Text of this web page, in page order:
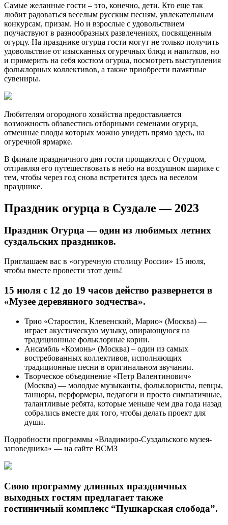
Самые желанные гости – это, конечно, дети. Кто еще так
любит радоваться веселым русским песням, увлекательным
конкурсам, призам. Но и взрослые с удовольствием
поучаствуют в разнообразных развлечениях, посвященным
огурцу. На празднике огурца гости могут не только получить
удовольствие от изысканных огуречных блюд и напитков, но
и примерить на себя костюм огурца, посмотреть выступления
фольклорных коллективов, а также приобрести памятные
сувениры.
Любителям огородного хозяйства предоставляется
возможность обзавестись отборными семенами огурца,
отменные плоды которых можно увидеть прямо здесь, на
огуречной ярмарке.
В финале праздничного дня гости прощаются с Огурцом,
отправляя его путешествовать в небо на воздушном шарике с
тем, чтобы через год снова встретится здесь на веселом
празднике.
Праздник огурца в Суздале — 2023
Праздник Огурца — один из любимых летних
суздальских праздников.
Приглашаем вас в «огуречную столицу России» 15 июля,
чтобы вместе провести этот день!
15 июля с 12 до 19 часов действо развернется в
«Музее деревянного зодчества».
Трио «Старостин, Клевенский, Марио» (Москва) —
играет акустическую музыку, опирающуюся на
традиционные фольклорные корни.
Ансамбль «Комонь» (Москва) – один из самых
востребованных коллективов, исполняющих
традиционные песни в оригинальном звучании.
Творческое объединение «Петр Валентинович»
(Москва) — молодые музыканты, фольклористы, певцы,
танцоры, перформеры, педагоги и просто симпатичные,
талантливые ребята, которые меньше чем два года назад
собрались вместе для того, чтобы делать проект для
души.
Подробности программы «Владимиро-Суздальского музея-
заповедника» — на сайте ВСМЗ
Свою программу длинных праздничных
выходных гостям предлагает также
гостиничный комплекс “Пушкарская слобода”.